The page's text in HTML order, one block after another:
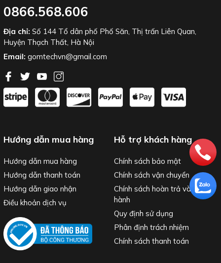
0866.568.606
Địa chỉ: Số 144 Tổ dân phố Phố Săn, Thị trấn Liên Quan,
Huyện Thạch Thất, Hà Nội
Email: gomtechvn@gmail.com
Hướng dẫn mua hàng
Hướng dẫn mua hàng
Hướng dẫn thanh toán
Hướng dẫn giao nhận
Điều khoản dịch vụ
Hỗ trợ khách hàng
Chính sách bảo mật
Chính sách vận chuyển
Chính sách hoàn trả và bảo
hành
Quy định sử dụng
Phân định trách nhiệm
Chính sách thanh toán